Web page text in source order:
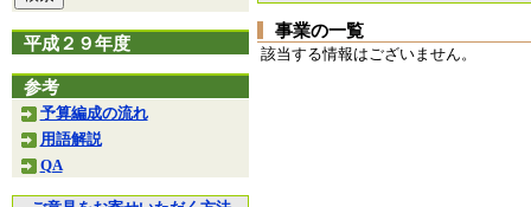
平成２９年度
参考
予算編成の流れ
用語解説
QA
事業の一覧
該当する情報はございません。